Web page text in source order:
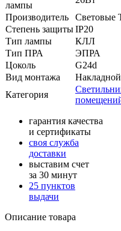
лампы
Производитель
Световые
Степень защитыIP20
Тип лампы
КЛЛ
Тип ПРА
ЭПРА
Цоколь
G24d
Вид монтажа
Накладной
Категория
гарантия качества
и сертификаты
своя служба
доставки
выставим счет
за 30 минут
25 пунктов
выдачи
Описание товара